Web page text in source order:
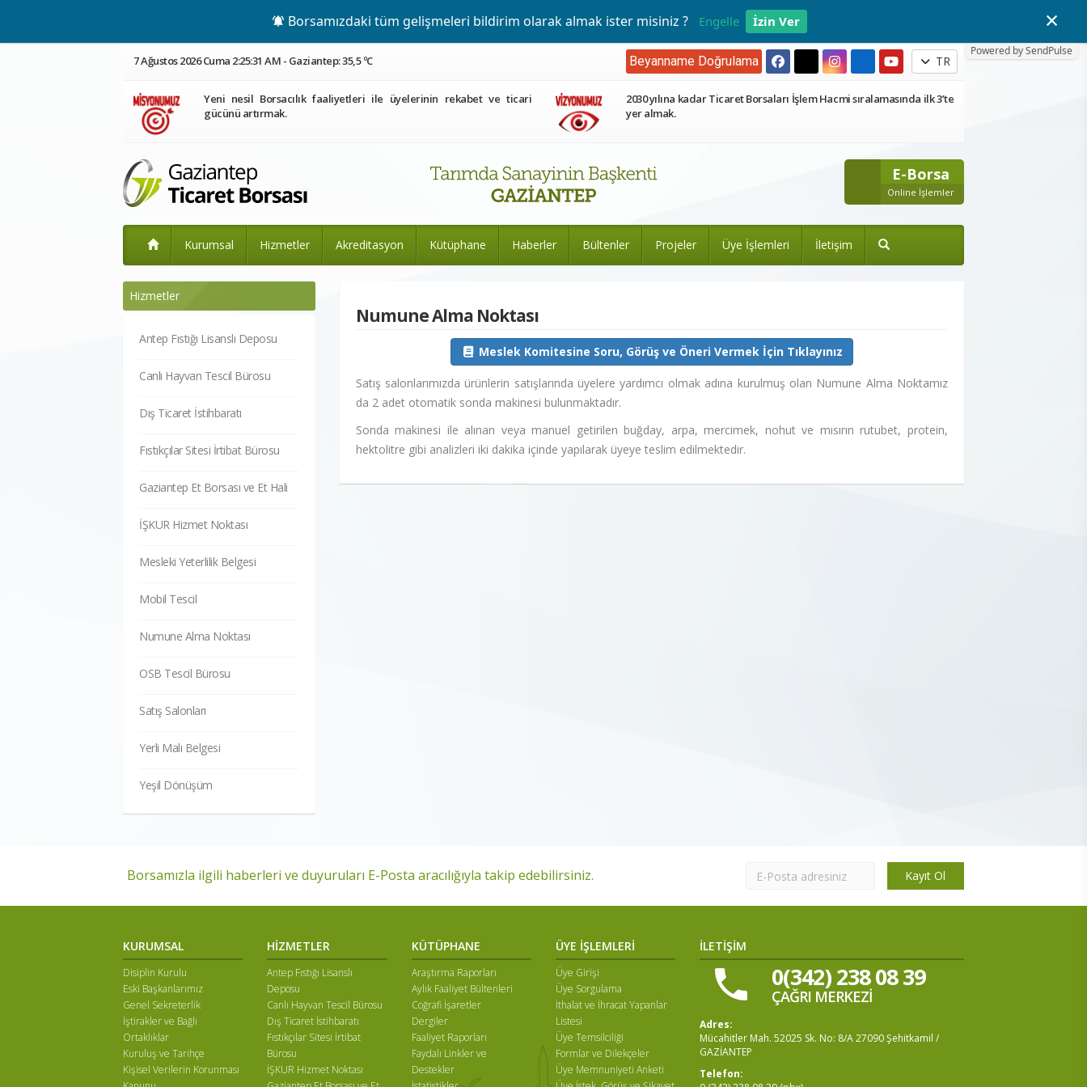
Borsamızdaki tüm gelişmeleri bildirim olarak almak ister misiniz ? Engelle İzin Ver
Powered by SendPulse
×
7 Ağustos 2026 Cuma 2:25:31 AM - Gaziantep: 35,5 ºC TR
Beyanname Doğrulama
Yeni nesil Borsacılık faaliyetleri ile üyelerinin rekabet ve ticari
gücünü artırmak.
2030 yılına kadar Ticaret Borsaları İşlem Hacmi sıralamasında ilk 3’te
yer almak.
E-Borsa
Online İşlemler
Kurumsal Hizmetler Akreditasyon Kütüphane Haberler Bültenler Projeler Üye İşlemleri İletişim
Hizmetler
Antep Fıstığı Lisanslı Deposu
Canlı Hayvan Tescil Bürosu
Dış Ticaret İstihbaratı
Fıstıkçılar Sitesi İrtibat Bürosu
Gaziantep Et Borsası ve Et Hali
İŞKUR Hizmet Noktası
Mesleki Yeterlilik Belgesi
Mobil Tescil
Numune Alma Noktası
OSB Tescil Bürosu
Satış Salonları
Yerli Malı Belgesi
Yeşil Dönüşüm
Numune Alma Noktası
Meslek Komitesine Soru, Görüş ve Öneri Vermek İçin Tıklayınız
Satış salonlarımızda ürünlerin satışlarında üyelere yardımcı olmak adına kurulmuş olan Numune Alma Noktamız
da 2 adet otomatik sonda makinesi bulunmaktadır.
Sonda makinesi ile alınan veya manuel getirilen buğday, arpa, mercimek, nohut ve mısırın rutubet, protein,
hektolitre gibi analizleri iki dakika içinde yapılarak üyeye teslim edilmektedir.
Borsamızla ilgili haberleri ve duyuruları E-Posta aracılığıyla takip edebilirsiniz. Kayıt Ol
KURUMSAL
Disiplin Kurulu
Eski Başkanlarımız
Genel Sekreterlik
İştirakler ve Bağlı
Ortaklıklar
Kuruluş ve Tarihçe
Kişisel Verilerin Korunması
HİZMETLER
Antep Fıstığı Lisanslı
Deposu
Canlı Hayvan Tescil Bürosu
Dış Ticaret İstihbaratı
Fıstıkçılar Sitesi İrtibat
Bürosu
İŞKUR Hizmet Noktası
KÜTÜPHANE
Araştırma Raporları
Aylık Faaliyet Bültenleri
Coğrafi İşaretler
Dergiler
Faaliyet Raporları
Faydalı Linkler ve
Destekler
ÜYE İŞLEMLERİ
Üye Girişi
Üye Sorgulama
İthalat ve İhracat Yapanlar
Listesi
Üye Temsilciliği
Formlar ve Dilekçeler
Üye Memnuniyeti Anketi
İLETİŞİM
0(342) 238 08 39
ÇAĞRI MERKEZİ
Adres:
Mücahitler Mah. 52025 Sk. No: 8/A 27090 Şehitkamil /
GAZİANTEP
Telefon: